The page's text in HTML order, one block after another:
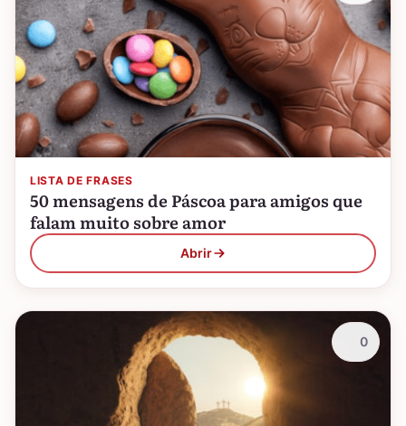
LISTA DE FRASES
50 mensagens de Páscoa para amigos que
falam muito sobre amor
Abrir
0